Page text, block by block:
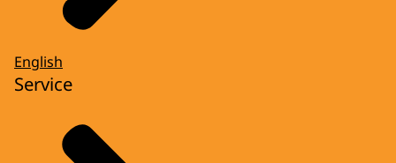
English
Service